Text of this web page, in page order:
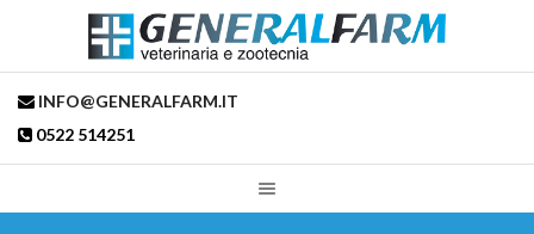
INFO@GENERALFARM.IT
0522 514251